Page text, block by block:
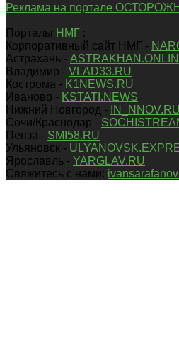
Реклама на портале
Порталы НМГ :
Корпоративный сайт НМГ -
Астрахань -
Владимир - VLAD33.RU
Кострома - K1NEWS.RU
Иваново - KSTATI.NEWS
Нижний Новгород -
IN_NNOV.RU
Сочи/Краснодар -
Пенза - SMI58.RU
Ульяновск -
Ярославль - YARGLAV.RU
Свяжитесь с нами: